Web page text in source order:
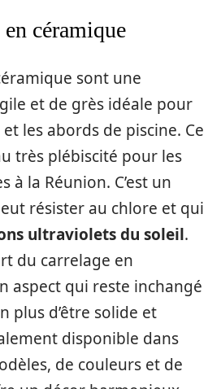
céramique
sont une
et de grès idéale pour
les abords de piscine. Ce
très plébiscité pour les
à la Réunion. C’est un
résister au chlore et qui
ultraviolets du soleil.
du carrelage en
aspect qui reste inchangé
plus d’être solide et
disponible dans
de couleurs et de